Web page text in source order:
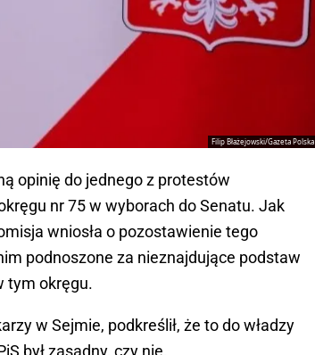
Filip Błażejowski/Gazeta Polska
opinię do jednego z protestów
nr 75 w wyborach do Senatu. Jak
wniosła o pozostawienie tego
podnoszone za nieznajdujące podstaw
tym okręgu.
w Sejmie, podkreślił, że to do władzy
był zasadny, czy nie.